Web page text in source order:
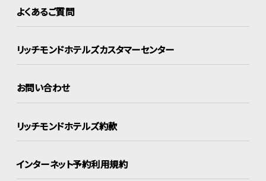
よくあるご質問
リッチモンドホテルズカスタマーセンター
お問い合わせ
リッチモンドホテルズ約款
インターネット予約利用規約